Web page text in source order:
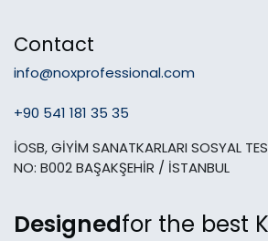
Designedfor the best
Contact
info@noxprofessional.com
+90 541 181 35 35
İOSB, GİYİM SANATKARLARI SOSYAL
NO: B002 BAŞAKŞEHİR / İSTANBUL